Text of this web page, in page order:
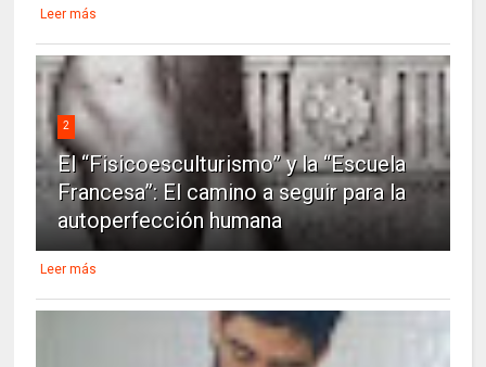
Leer más
2
El “Fisicoesculturismo” y la “Escuela
Francesa”: El camino a seguir para la
autoperfección humana
Leer más